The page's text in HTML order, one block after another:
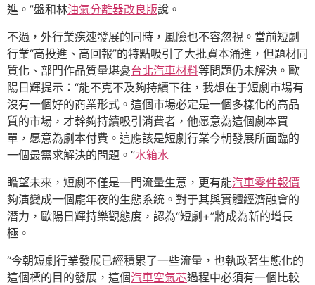
進。”盤和林油氣分離器改良版說。
不過，外行業疾速發展的同時，風險也不容忽視。當前短劇
行業“高投進、高回報”的特點吸引了大批資本涌進，但題材同
質化、部門作品質量堪憂台北汽車材料等問題仍未解決。歐
陽日輝提示：“能不克不及夠持續下往，我想在于短劇市場有
沒有一個好的商業形式。這個市場必定是一個多樣化的高品
質的市場，才幹夠持續吸引消費者，他愿意為這個劇本買
單，愿意為劇本付費。這應該是短劇行業今朝發展所面臨的
一個最需求解決的問題。”水箱水
瞻望未來，短劇不僅是一門流量生意，更有能汽車零件報價
夠演變成一個龐年夜的生態系統。對于其與實體經濟融會的
潛力，歐陽日輝持樂觀態度，認為“短劇+”將成為新的增長
極。
“今朝短劇行業發展已經積累了一些流量，也執政著生態化的
這個標的目的發展，這個汽車空氣芯過程中必須有一個比較